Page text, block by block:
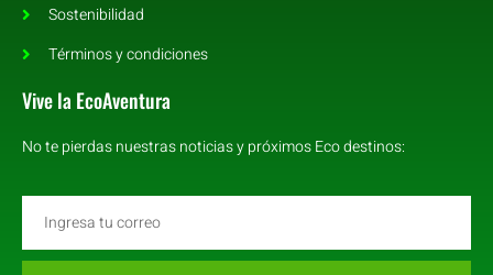
Sostenibilidad
Términos y condiciones
Vive la EcoAventura
No te pierdas nuestras noticias y próximos Eco destinos: